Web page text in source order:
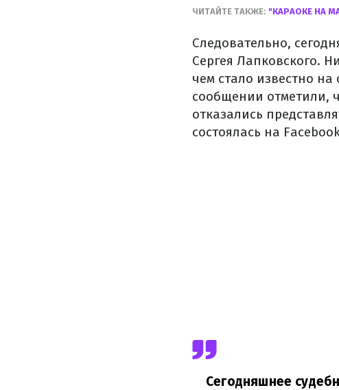
ЧИТАЙТЕ ТАКЖЕ: "КАРАОКЕ НА
Следовательно,
Сергея Лапковского.
чем стало известно
сообщении отметили,
отказались
состоялась на
Сегодняшнее